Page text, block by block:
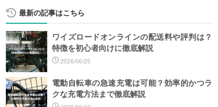
最新の記事はこちら
ワイズロードオンラインの配送料や評判は？
特徴を初心者向けに徹底解説
2026/06/25
電動自転車の急速充電は可能？効率的かつラ
クな充電方法まで徹底解説